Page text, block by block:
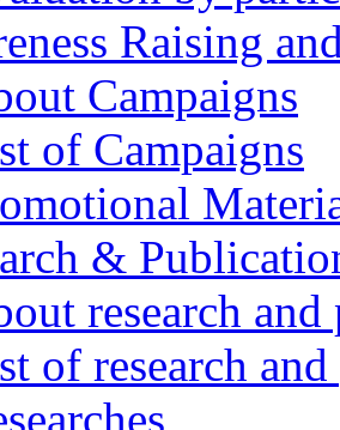
Raising
Campaigns
of Campaigns
&
research
of research